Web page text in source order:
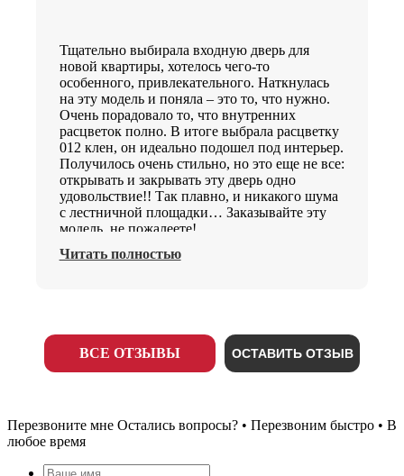
Тщательно выбирала входную дверь для
новой квартиры, хотелось чего-то
особенного, привлекательного. Наткнулась
на эту модель и поняла – это то, что нужно.
Очень порадовало то, что внутренних
расцветок полно. В итоге выбрала расцветку
012 клен, он идеально подошел под интерьер.
Получилось очень стильно, но это еще не все:
открывать и закрывать эту дверь одно
удовольствие!! Так плавно, и никакого шума
с лестничной площадки… Заказывайте эту
модель, не пожалеете!
Читать полностью
ВСЕ ОТЗЫВЫ ОСТАВИТЬ ОТЗЫВ
Перезвоните мне Остались вопросы? • Перезвоним быстро • В
любое время